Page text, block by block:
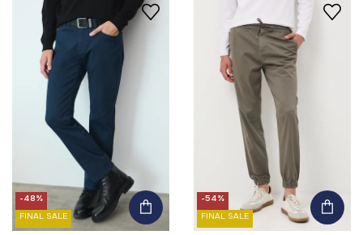
-48%
FINAL SALE
-54%
FINAL SALE